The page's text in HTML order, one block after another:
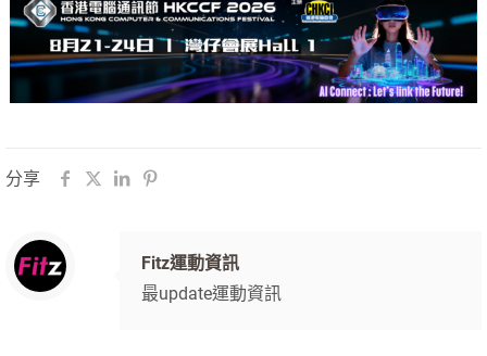
分享
Fitz運動資訊
最update運動資訊